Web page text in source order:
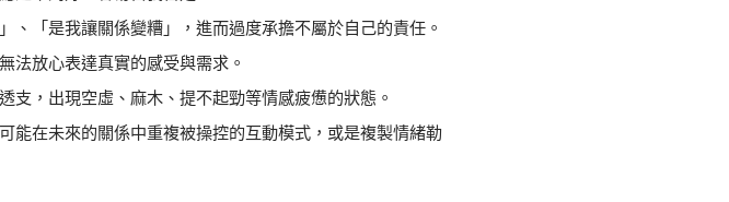
「是我讓關係變糟」，進而過度承擔不屬於自己的責任。
法放心表達真實的感受與需求。
支，出現空虛、麻木、提不起勁等情感疲憊的狀態。
能在未來的關係中重複被操控的互動模式，或是複製情緒勒